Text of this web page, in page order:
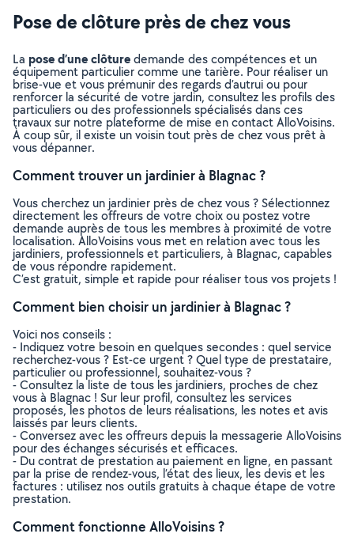
Pose de clôture près de chez vous
La pose d’une clôturedemande des compétences et un
équipement particulier comme une tarière. Pour réaliser un
brise-vue et vous prémunir des regards d’autrui ou pour
renforcer la sécurité de votre jardin, consultez les profils des
particuliers ou des professionnels spécialisés dans ces
travaux sur notre plateforme de mise en contact AlloVoisins.
À coup sûr, il existe un voisin tout près de chez vous prêt à
vous dépanner.
Comment trouver un jardinier à Blagnac ?
Vous cherchez un jardinier près de chez vous ? Sélectionnez
directement les offreurs de votre choix ou postez votre
demande auprès de tous les membres à proximité de votre
localisation. AlloVoisins vous met en relation avec tous les
jardiniers, professionnels et particuliers, à Blagnac, capables
de vous répondre rapidement.
C’est gratuit, simple et rapide pour réaliser tous vos projets !
Comment bien choisir un jardinier à Blagnac ?
Voici nos conseils :
- Indiquez votre besoin en quelques secondes : quel service
recherchez-vous ? Est-ce urgent ? Quel type de prestataire,
particulier ou professionnel, souhaitez-vous ?
- Consultez la liste de tous les jardiniers, proches de chez
vous à Blagnac ! Sur leur profil, consultez les services
proposés, les photos de leurs réalisations, les notes et avis
laissés par leurs clients.
- Conversez avec les offreurs depuis la messagerie AlloVoisins
pour des échanges sécurisés et efficaces.
- Du contrat de prestation au paiement en ligne, en passant
par la prise de rendez-vous, l’état des lieux, les devis et les
factures : utilisez nos outils gratuits à chaque étape de votre
prestation.
Comment fonctionne AlloVoisins ?